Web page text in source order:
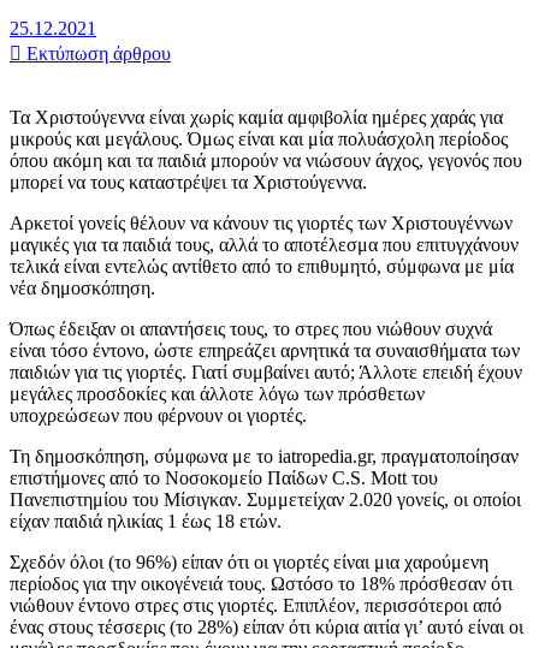
25.12.2021
Εκτύπωση άρθρου
Τα Χριστούγεννα είναι χωρίς καμία αμφιβολία ημέρες χαράς για
μικρούς και μεγάλους. Όμως είναι και μία πολυάσχολη περίοδος
όπου ακόμη και τα παιδιά μπορούν να νιώσουν άγχος, γεγονός που
μπορεί να τους καταστρέψει τα Χριστούγεννα.
Αρκετοί γονείς θέλουν να κάνουν τις γιορτές των Χριστουγέννων
μαγικές για τα παιδιά τους, αλλά το αποτέλεσμα που επιτυγχάνουν
τελικά είναι εντελώς αντίθετο από το επιθυμητό, σύμφωνα με μία
νέα δημοσκόπηση.
Όπως έδειξαν οι απαντήσεις τους, το στρες που νιώθουν συχνά
είναι τόσο έντονο, ώστε επηρεάζει αρνητικά τα συναισθήματα των
παιδιών για τις γιορτές. Γιατί συμβαίνει αυτό; Άλλοτε επειδή έχουν
μεγάλες προσδοκίες και άλλοτε λόγω των πρόσθετων
υποχρεώσεων που φέρνουν οι γιορτές.
Τη δημοσκόπηση, σύμφωνα με το iatropedia.gr, πραγματοποίησαν
επιστήμονες από το Νοσοκομείο Παίδων C.S. Mott του
Πανεπιστημίου του Μίσιγκαν. Συμμετείχαν 2.020 γονείς, οι οποίοι
είχαν παιδιά ηλικίας 1 έως 18 ετών.
Σχεδόν όλοι (το 96%) είπαν ότι οι γιορτές είναι μια χαρούμενη
περίοδος για την οικογένειά τους. Ωστόσο το 18% πρόσθεσαν ότι
νιώθουν έντονο στρες στις γιορτές. Επιπλέον, περισσότεροι από
ένας στους τέσσερις (το 28%) είπαν ότι κύρια αιτία γι’ αυτό είναι οι